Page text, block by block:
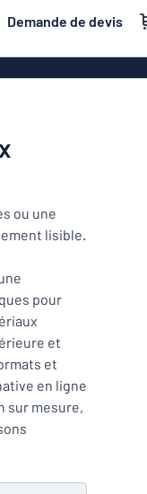
Demande de devis
Plaques
Plaques
ou une
lisible.
pour
et
et
en ligne
sur mesure,